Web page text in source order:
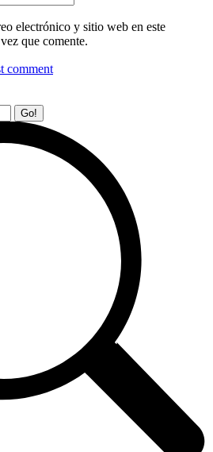
electrónico y sitio web en este
que comente.
comment